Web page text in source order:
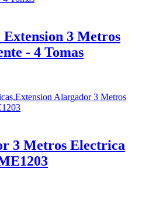
3 Metros
- 4 Tomas
3 Metros Electrica